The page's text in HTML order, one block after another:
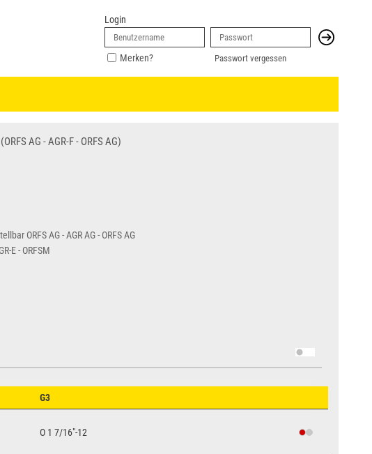
Login
Merken? Passwort vergessen
AG - AGR-F - ORFS AG)
ORFS AG - AGR AG - ORFS AG
E - ORFSM
G3
O 1 7/16"-12